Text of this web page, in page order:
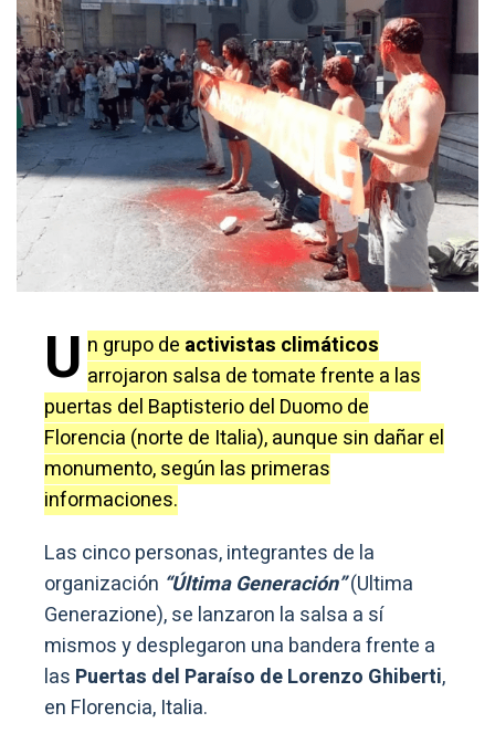
U n grupo de activistas climáticos
arrojaron salsa de tomate frente a las
puertas del Baptisterio del Duomo de
Florencia (norte de Italia), aunque sin dañar el
monumento, según las primeras
informaciones.
Las cinco personas, integrantes de la
organización “Última Generación”(Ultima
Generazione), se lanzaron la salsa a sí
mismos y desplegaron una bandera frente a
las Puertas del Paraíso de Lorenzo Ghiberti,
en Florencia, Italia.